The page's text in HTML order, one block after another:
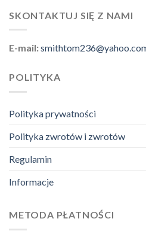
SKONTAKTUJ SIĘ Z NAMI
E-mail:
POLITYKA
Polityka prywatności
Polityka zwrotów i zwrotów
Regulamin
Informacje
METODA PŁATNOŚCI